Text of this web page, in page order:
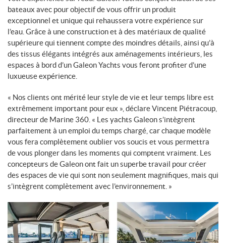
bateaux avec pour objectif de vous offrir un produit
exceptionnel et unique qui rehaussera votre expérience sur
l’eau. Grâce à une construction et à des matériaux de qualité
supérieure qui tiennent compte des moindres détails, ainsi qu’à
des tissus élégants intégrés aux aménagements intérieurs, les
espaces à bord d’un Galeon Yachts vous feront profiter d’une
luxueuse expérience.
« Nos clients ont mérité leur style de vie et leur temps libre est
extrêmement important pour eux », déclare Vincent Piétracoup,
directeur de Marine 360. « Les yachts Galeon s’intègrent
parfaitement à un emploi du temps chargé, car chaque modèle
vous fera complètement oublier vos soucis et vous permettra
de vous plonger dans les moments qui comptent vraiment. Les
concepteurs de Galeon ont fait un superbe travail pour créer
des espaces de vie qui sont non seulement magnifiques, mais qui
s’intègrent complètement avec l’environnement. »